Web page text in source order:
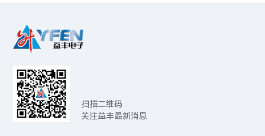
扫描二维码
关注益丰最新消息